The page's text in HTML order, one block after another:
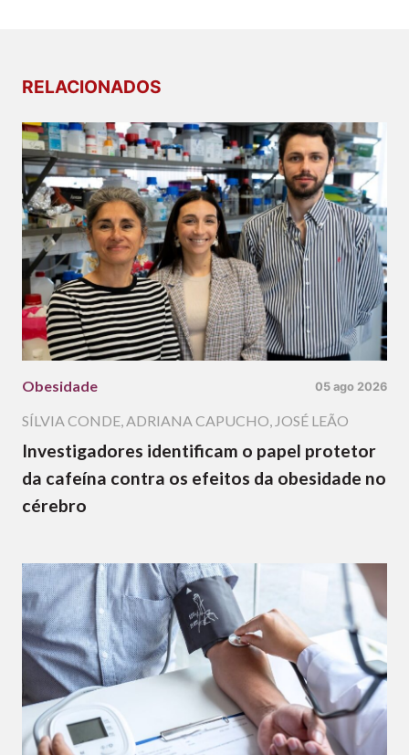
RELACIONADOS
Obesidade 05 ago 2026
SÍLVIA CONDE,ADRIANA CAPUCHO, JOSÉ LEÃO
Investigadores identificam o papel protetor
da cafeína contra os efeitos da obesidade no
cérebro